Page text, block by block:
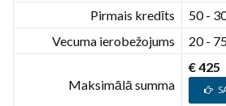
Pirmais kredīts
50 -
Vecuma ierobežojums
20 -
Maksimālā summa
€ 425